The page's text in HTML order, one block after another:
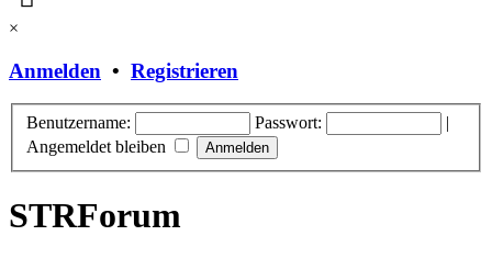
×
Anmelden • Registrieren
Benutzername: Passwort:
|
Angemeldet bleiben
STRForum